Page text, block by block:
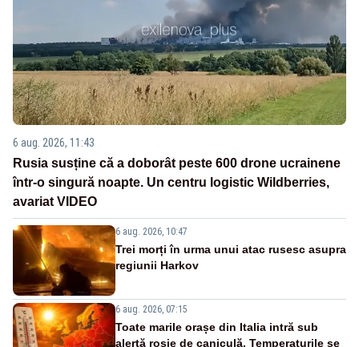
6 aug. 2026, 11:43
Rusia susține că a doborât peste 600 drone ucrainene
într-o singură noapte. Un centru logistic Wildberries,
avariat VIDEO
6 aug. 2026, 10:47
Trei morți în urma unui atac rusesc asupra
regiunii Harkov
6 aug. 2026, 07:15
Toate marile orașe din Italia intră sub
alertă roșie de caniculă. Temperaturile se